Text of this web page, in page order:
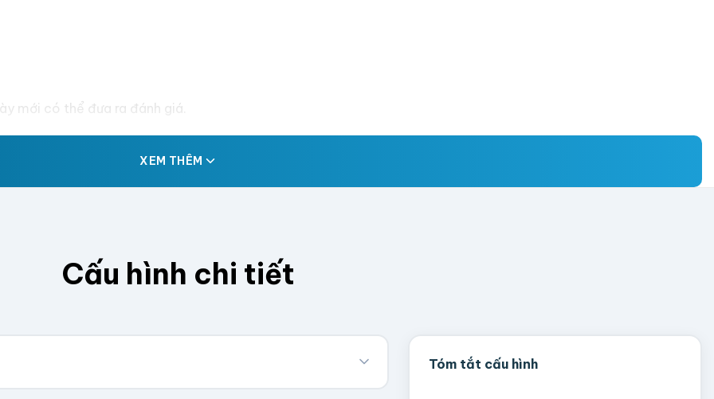
mới có thể đưa ra đánh giá.
XEM THÊM
Cấu hình chi tiết
Tóm tắt cấu hình